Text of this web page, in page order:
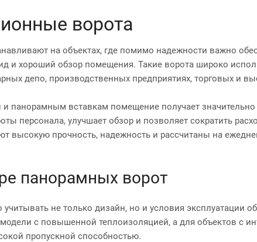
ворота
на объектах, где помимо надежности важно
и хороший обзор помещения. Такие ворота широко
депо, производственных предприятиях, торговых и
панорамным вставкам помещение получает значительно
персонала, улучшает обзор и позволяет сократить
высокую прочность, надежность и рассчитаны на
панорамных ворот
не только дизайн, но и условия эксплуатации
с повышенной теплоизоляцией, а для объектов с
пропускной способностью.